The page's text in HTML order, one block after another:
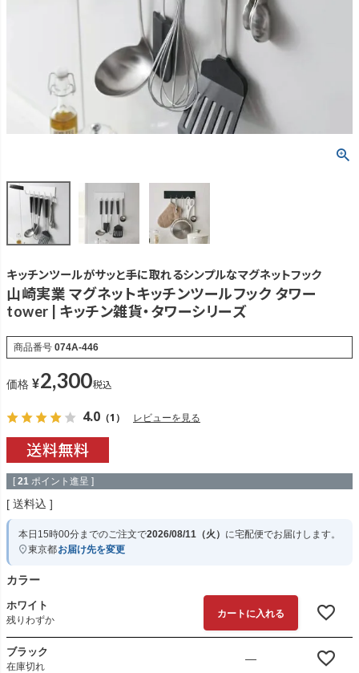
キッチンツールがサッと手に取れるシンプルなマグネットフック
山崎実業 マグネットキッチンツールフック タワー
tower | キッチン雑貨・タワーシリーズ
商品番号 074A-446
価格 ¥2,300税込
4.0 （1） レビューを見る
[ 21 ポイント進呈 ]
送料込
本日 15時00分までのご注文で2026/08/11（火） に宅配便でお届けします。
東京都お届け先を変更
カラー
ホワイト
残りわずか
カートに入れる
ブラック
在庫切れ
—